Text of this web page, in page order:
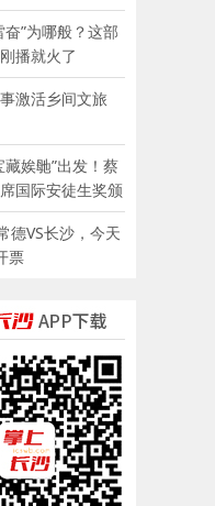
搬到乡村青少年
奋”为哪般？这部
播就火了
激活乡间文旅
藏娭毑”出发！蔡
国际安徒生奖颁
领奖
德VS长沙，今天
票